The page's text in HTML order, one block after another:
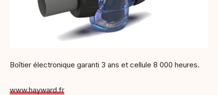
Boîtier électronique garanti 3 ans et cellule 8 000 heures.
www.hayward.fr